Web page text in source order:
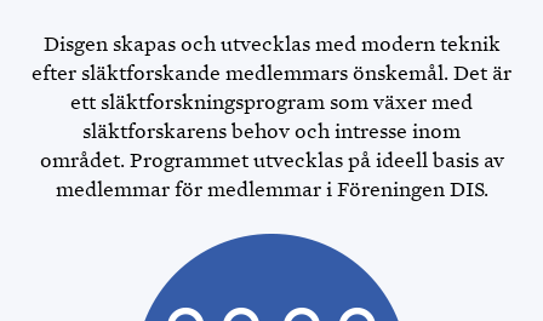
MINISITE IN ENGLISH
DISGEN HANDLEDNING
Disgen skapas och utvecklas med modern teknik
efter släktforskande medlemmars önskemål. Det är
ett släktforskningsprogram som växer med
släktforskarens behov och intresse inom
området. Programmet utvecklas på ideell basis av
medlemmar för medlemmar i Föreningen DIS.